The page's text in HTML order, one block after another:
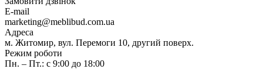
E-mail
marketing@meblibud.com.ua
Адреса
м. Житомир, вул. Перемоги 10, другий поверх.
Режим роботи
Пн. – Пт.: с 9:00 до 18:00